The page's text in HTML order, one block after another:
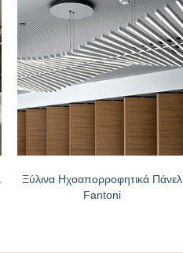
Ξύλινα Ηχοαπορροφητικά Πάνελ
Fantoni